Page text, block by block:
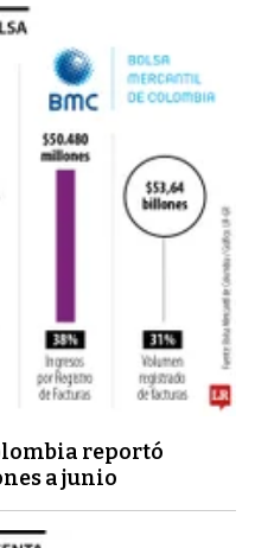
reportó
a junio